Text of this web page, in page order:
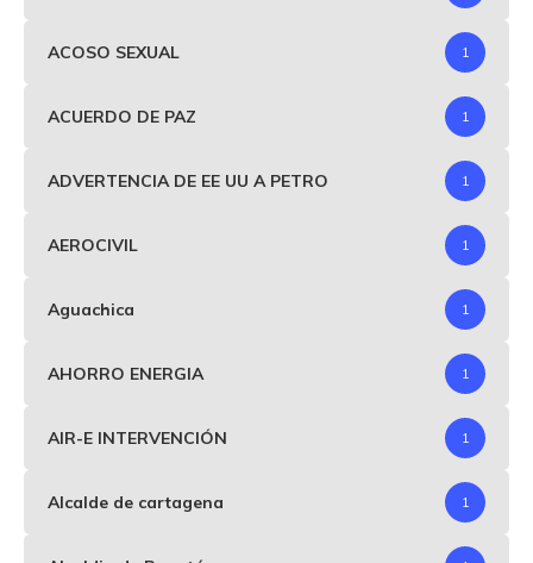
ACOSO SEXUAL 1
ACUERDO DE PAZ 1
ADVERTENCIA DE EE UU A PETRO 1
AEROCIVIL 1
Aguachica 1
AHORRO ENERGIA 1
AIR-E INTERVENCIÓN 1
Alcalde de cartagena 1